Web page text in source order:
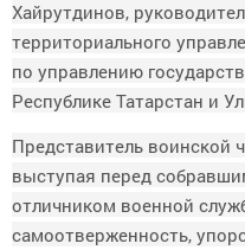
Хайрутдинов,
территориального
по управлению
Республике Татарстан и
Представитель воинской
выступая перед
отличником военной
самоотверженность,